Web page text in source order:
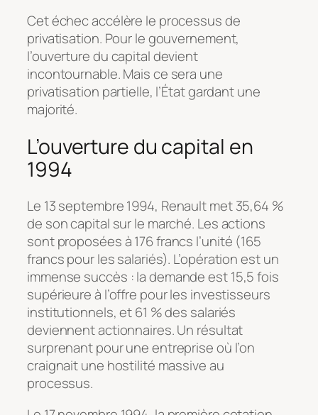
Cet échec accélère le processus de
privatisation. Pour le gouvernement,
l’ouverture du capital devient
incontournable. Mais ce sera une
privatisation partielle, l’État gardant une
majorité.
L’ouverture du capital en
1994
Le 13 septembre 1994, Renault met 35,64 %
de son capital sur le marché. Les actions
sont proposées à 176 francs l’unité (165
francs pour les salariés). L’opération est un
immense succès : la demande est 15,5 fois
supérieure à l’offre pour les investisseurs
institutionnels, et 61 % des salariés
deviennent actionnaires. Un résultat
surprenant pour une entreprise où l’on
craignait une hostilité massive au
processus.